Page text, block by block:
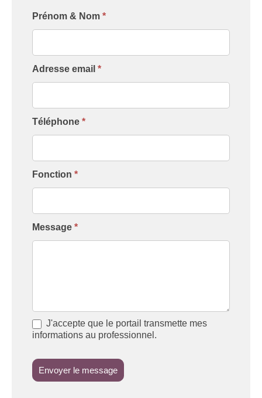
Formulaire
[Contact
Prénom & Nom *
Adresse email *
Téléphone *
Fonction *
Message *
J'accepte que le portail transmette mes
informations au professionnel.
Envoyer le message